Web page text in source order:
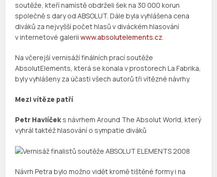
soutěže, kteří namístě obdrželi šek na 30 000 korun
společně s dary od ABSOLUT. Dále byla vyhlášena cena
diváků za nejvyšší počet hlasů v diváckém hlasování
v internetové galeriiwww.absolutelements.cz.
Na včerejší vernisáží finálních prací soutěže
AbsolutElements, která se konala v prostorech La Fabrika,
byly vyhlášeny za účasti všech autorů tři vítězné návrhy.
Mezi vítěze patří
Petr Havlíček s návrhem Around The Absolut World, který
vyhrál taktéž hlasování o sympatie diváků
Návrh Petra bylo možno vidět kromě tištěné formy i na